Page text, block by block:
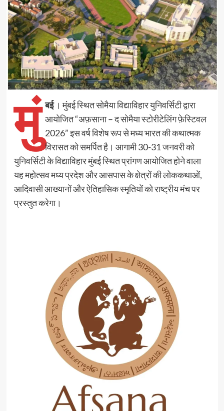
मुं बई। मुंबई स्थित सोमैया विद्याविहार युनिवर्सिटी द्वारा
आयोजित “अफ़साना – द सोमैया स्टोरीटेलिंग फ़ेस्टिवल
2026” इस वर्ष विशेष रूप से मध्य भारत की कथात्मक
विरासत को समर्पित है। आगामी 30-31 जनवरी को
युनिवर्सिटी के विद्याविहार मुंबई स्थित प्रांगण आयोजित होने वाला
यह महोत्सव मध्य प्रदेश और आसपास के क्षेत्रों की लोककथाओं,
आदिवासी आख्यानों और ऐतिहासिक स्मृतियों को राष्ट्रीय मंच पर
प्रस्तुत करेगा।